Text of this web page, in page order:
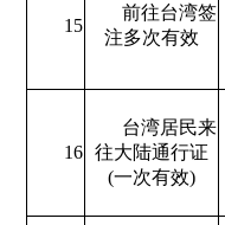
15
前往台湾签
注多次有效
16
台湾居民来
往大陆通行证
(一次有效)